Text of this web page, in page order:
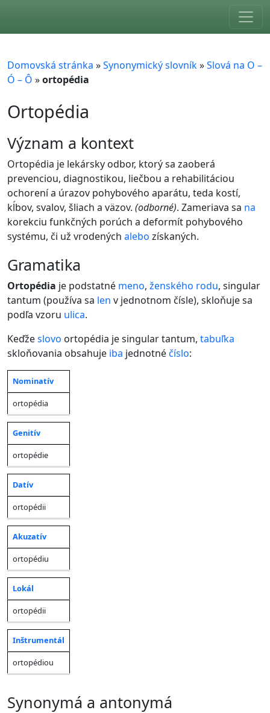
Domovská stránka »Synonymický slovník»Slová na O –
Ó – Ô »ortopédia
Ortopédia
význam a kontext
Ortopédia je lekársky odbor, ktorý sa zaoberá
prevenciou, diagnostikou, liečbou a rehabilitáciou
ochorení a úrazov pohybového aparátu, teda kostí,
kĺbov, svalov, šliach a väzov. (odborné). Zameriava sa na
korekciu funkčných porúch a deformít pohybového
systému, či už vrodených alebo získaných.
gramatika
Ortopédia je podstatné meno, ženského rodu, singular
tantum (používa sa len v jednotnom čísle), skloňuje sa
podľa vzoru ulica.
Keďžeslovo ortopédia je singular tantum, tabuľka
skloňovania obsahuje iba jednotnéčíslo:
Pád
Jednotné
číslo
Nominatív
ortopédia
Genitív
ortopédie
Datív
ortopédii
Akuzatív
ortopédiu
Lokál
ortopédii
Inštrumentál
ortopédiou
synonymá a antonymá